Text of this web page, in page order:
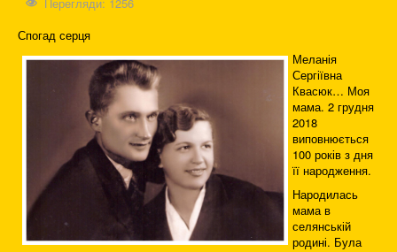
Спогад серця
Меланія
Сергіївна
Квасюк… Моя
мама. 2 грудня
2018
виповнюється
100 років з дня
її народження.
Народилась
мама в
селянській
родині. Була